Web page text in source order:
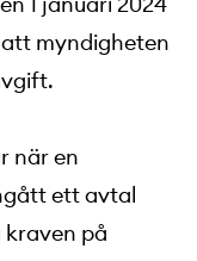
myndigheten
när en
ett avtal
på